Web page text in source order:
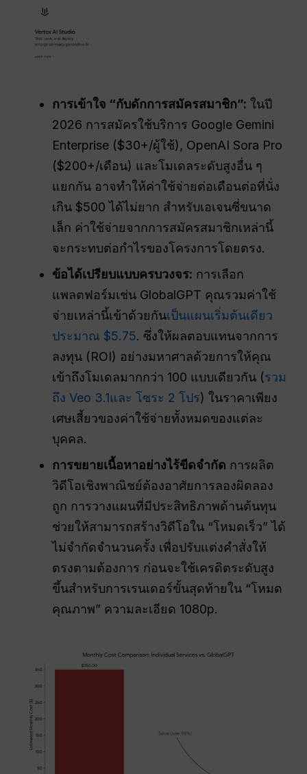
การเข้าใจ “กับดักการสมัครสมาชิก”: ในปี
2026 การสมัครใช้บริการ Google Gemini
Enterprise ($30+/ผู้ใช้), OpenAI Sora Pro
($200+/เดือน) และโมเดลระดับสูงอื่น ๆ
แยกกัน อาจทำให้ค่าใช้จ่ายต่อเดือนต่อที่นั่ง
เกิน $500 ได้ไม่ยาก สำหรับเอเจนซี่ขนาด
เล็ก ค่าใช้จ่ายจากการสมัครสมาชิกเหล่านี้
จะกระทบต่อกำไรของโครงการโดยตรง.
ข้อได้เปรียบแบบครบวงจร: การเลือก
แพลตฟอร์มเช่น GlobalGPT คุณรวมค่าใช้
จ่ายเหล่านี้เข้าด้วยกันเป็นแผนเริ่มต้นเดียว
ประมาณ $5.75. ซึ่งให้ผลตอบแทนจากการ
ลงทุน (ROI) อย่างมหาศาลด้วยการให้คุณ
เข้าถึงโมเดลมากกว่า 100 แบบเดียวกัน (รวม
ถึง Veo 3.1และ โซระ 2 โปร) ในราคาเพียง
เศษเสี้ยวของค่าใช้จ่ายทั้งหมดของแต่ละ
บุคคล.
การขยายเนื้อหาอย่างไร้ขีดจำกัด การผลิต
วิดีโอเชิงพาณิชย์ต้องอาศัยการลองผิดลอง
ถูก การวางแผนที่มีประสิทธิภาพด้านต้นทุน
ช่วยให้สามารถสร้างวิดีโอใน “โหมดเร็ว” ได้
ไม่จำกัดจำนวนครั้ง เพื่อปรับแต่งคำสั่งให้
ตรงตามต้องการ ก่อนจะใช้เครดิตระดับสูง
ขึ้นสำหรับการเรนเดอร์ขั้นสุดท้ายใน “โหมด
คุณภาพ” ความละเอียด 1080p.